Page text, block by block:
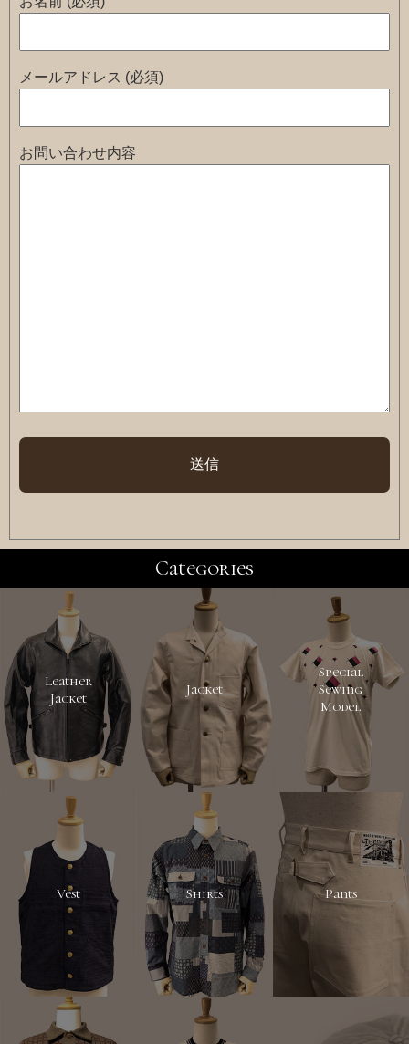
メールアドレス (必須)
お問い合わせ内容
Categories
Leather
Jacket
Jacket
Special
Sewing
Model
Vest Shirts Pants